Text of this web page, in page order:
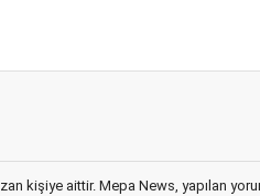
kişiye aittir. Mepa News, yapılan